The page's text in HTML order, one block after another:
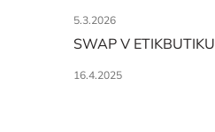
5.3.2026
SWAP V ETIKBUTIKU
16.4.2025